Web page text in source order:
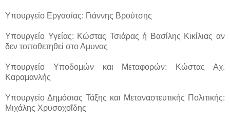
Υπουργείο Εργασίας: Γιάννης Βρούτσης
Υπουργείο Υγείας: Κώστας Τσιάρας ή Βασίλης Κικίλιας αν
δεν τοποθετηθεί στο Αμυνας
Υπουργείο Υποδομών και Μεταφορών: Κώστας Αχ.
Καραμανλής
Υπουργείο Δημόσιας Τάξης και Μεταναστευτικής Πολιτικής:
Μιχάλης Χρυσοχοΐδης